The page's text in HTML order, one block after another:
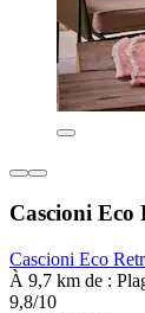
Cascioni Eco
Cascioni Eco
À 9,7 km de :
9,8/10